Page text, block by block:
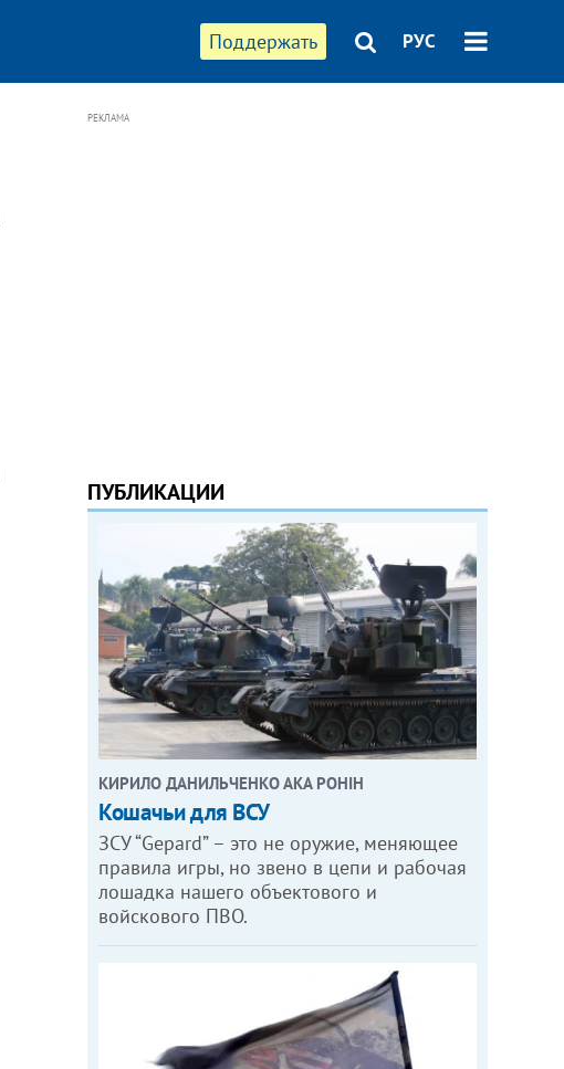
Поддержать РУС
РЕКЛАМА
ПУБЛИКАЦИИ
КИРИЛО ДАНИЛЬЧЕНКО АКА РОНІН
Кошачьи для ВСУ
ЗСУ “Gepard” – это не оружие, меняющее
правила игры, но звено в цепи и рабочая
лошадка нашего объектового и
войскового ПВО.